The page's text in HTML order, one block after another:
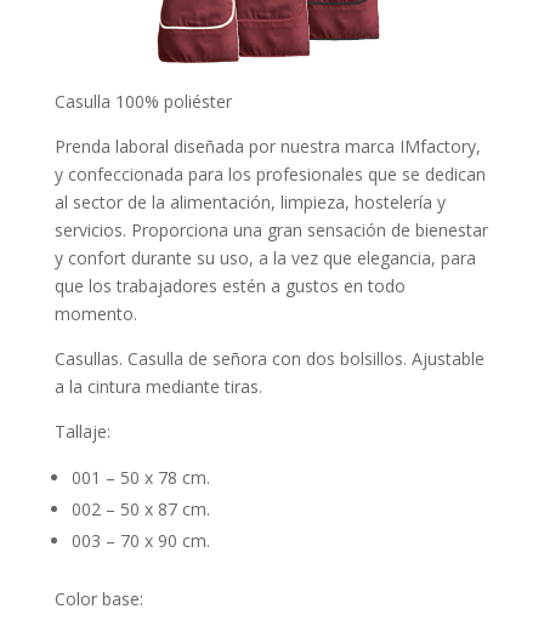
Casulla 100% poliéster
Prenda laboral diseñada por nuestra marca IMfactory,
y confeccionada para los profesionales que se dedican
al sector de la alimentación, limpieza, hostelería y
servicios. Proporciona una gran sensación de bienestar
y confort durante su uso, a la vez que elegancia, para
que los trabajadores estén a gustos en todo
momento.
Casullas. Casulla de señora con dos bolsillos. Ajustable
a la cintura mediante tiras.
Tallaje:
001 – 50 x 78 cm.
002 – 50 x 87 cm.
003 – 70 x 90 cm.
Color base: